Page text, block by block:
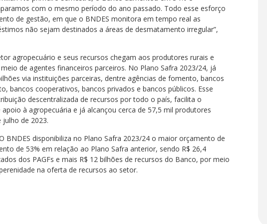
com o mesmo período do ano passado. Todo esse esforço
de gestão, em que o BNDES monitora em tempo real as
não sejam destinados a áreas de desmatamento irregular”,
agropecuário e seus recursos chegam aos produtores rurais e
de agentes financeiros parceiros. No Plano Safra 2023/24, já
via instituições parceiras, dentre agências de fomento, bancos
bancos cooperativos, bancos privados e bancos públicos. Esse
descentralizada de recursos por todo o país, facilita o
à agropecuária e já alcançou cerca de 57,5 mil produtores
julho de 2023.
BNDES disponibiliza no Plano Safra 2023/24 o maior orçamento de
de 53% em relação ao Plano Safra anterior, sendo R$ 26,4
dos PAGFs e mais R$ 12 bilhões de recursos do Banco, por meio
na oferta de recursos ao setor.